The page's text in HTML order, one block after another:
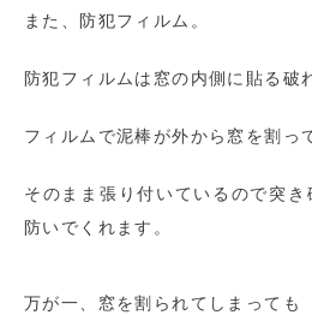
また、防犯フィルム。
防犯フィルムは窓の内側に貼る破
フィルムで泥棒が外から窓を割っ
そのまま張り付いているので突
防いでくれます。
万が一、窓を割られてしまっても